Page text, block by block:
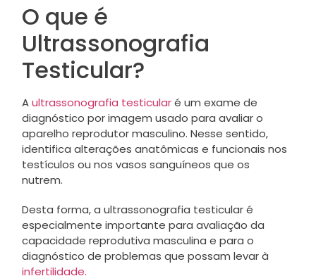
O que é
Ultrassonografia
Testicular?
Aultrassonografia testicularé um exame de
diagnóstico por imagem usado para avaliar o
aparelho reprodutor masculino. Nesse sentido,
identifica alterações anatômicas e funcionais nos
testículos ou nos vasos sanguíneos que os
nutrem.
Desta forma, a ultrassonografia testicular é
especialmente importante para avaliação da
capacidade reprodutiva masculina e para o
diagnóstico de problemas que possam levar à
infertilidade.